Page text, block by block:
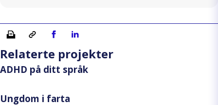
Skriv ut Kopiera länkDel på Facebook
Del på Linkedin
Relaterte projekter
ADHD på ditt språk
Ungdom i farta